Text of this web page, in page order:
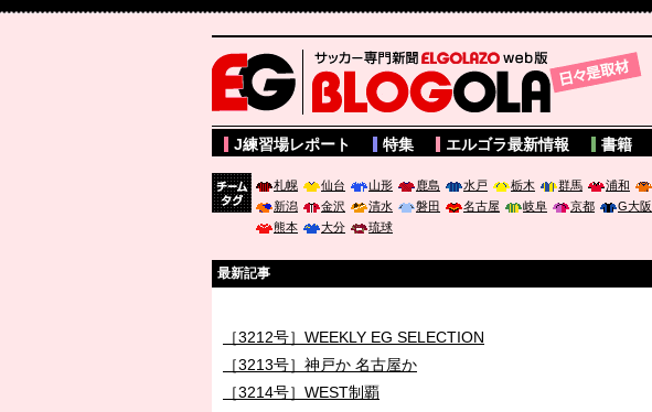
サッカー専門新聞ELGOLAZO web版 BLOGOLA
J練習場レポート 特集 エルゴラ最新情報 書籍
札幌 仙台 山形 鹿島 水戸 栃木 群馬 浦和
新潟
金沢 清水 磐田 名古屋 岐阜 京都 G大阪
熊本
大分 琉球
最新記事
［3212号］WEEKLY EG SELECTION
［3213号］神戸か 名古屋か
［3214号］WEST制覇